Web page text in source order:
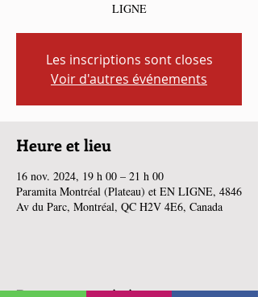
LIGNE
Les inscriptions sont closes
Voir d'autres événements
Heure et lieu
16 nov. 2024, 19 h 00 – 21 h 00
Paramita Montréal (Plateau) et EN LIGNE, 4846
Av du Parc, Montréal, QC H2V 4E6, Canada